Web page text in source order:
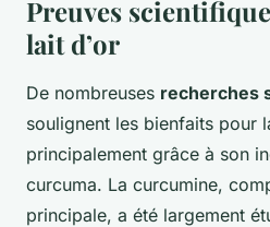
Preuves
lait d’or
De nombreuses recherches
soulignent les bienfaits pour
principalement grâce à son
curcuma. La curcumine,
principale, a été largement